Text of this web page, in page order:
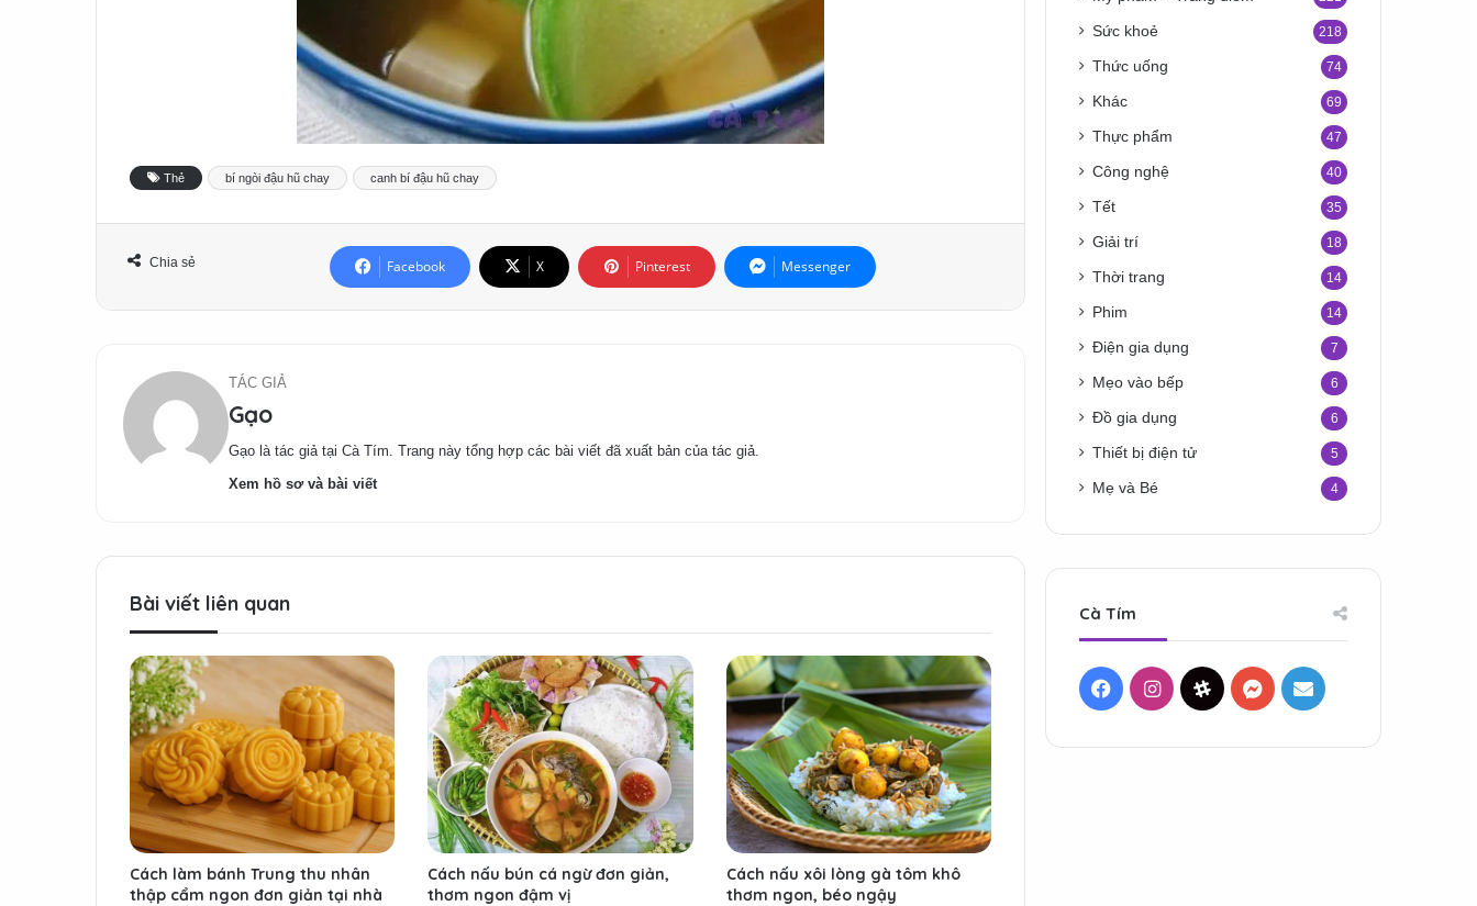
Thẻ bí ngòi đậu hũ chay canh bí đậu hũ chay
Chia sẻ Facebook X Pinterest Messenger
TÁC GIẢ
Gạo
Gạo là tác giả tại Cà Tím. Trang này tổng hợp các bài viết đã xuất bản của tác giả.
Xem hồ sơ và bài viết
Bài viết liên quan
Cách làm bánh Trung thu nhân
thập cẩm ngon đơn giản tại nhà
Cách nấu bún cá ngừ đơn giản,
thơm ngon đậm vị
Cách nấu xôi lòng gà tôm khô
thơm ngon, béo ngậy
Sức khoẻ 218
Thức uống 74
Khác 69
Thực phẩm 47
Công nghệ 40
Tết 35
Giải trí 18
Thời trang 14
Phim 14
Điện gia dụng 7
Mẹo vào bếp 6
Đồ gia dụng 6
Thiết bị điện tử 5
Mẹ và Bé 4
Cà Tím
FacebookInstagramThreadsMessenger
Mail